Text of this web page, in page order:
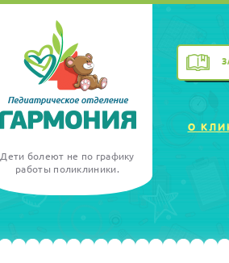
Дети болеют не по графику
работы поликлиники.
О